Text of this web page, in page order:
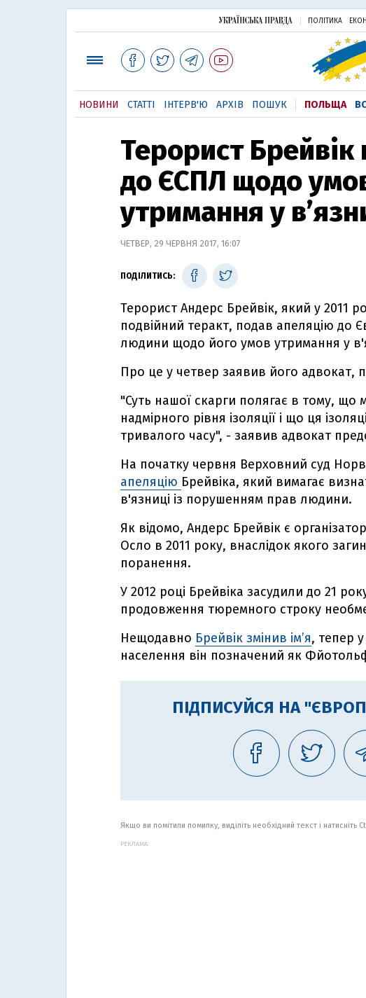
ПОЛІТИКА
НОВИНИ СТАТТІ ІНТЕРВ'Ю АРХІВ ПОШУК ПОЛЬЩА
Терорист
до ЄСПЛ щодо
утримання у
ЧЕТВЕР, 29 ЧЕРВНЯ 2017, 16:07
ПОДІЛИТИСЬ:
Терорист Андерс Брейвік, який у 2011
подвійний теракт, подав апеляцію до
людини щодо його умов утримання у
Про це у четвер заявив його адвокат,
"Суть нашої скарги полягає в тому, що
надмірного рівня ізоляції і що ця
тривалого часу", - заявив адвокат
На початку червня Верховний суд
апеляцію Брейвіка, який вимагає
в'язниці із порушенням прав людини.
Як відомо, Андерс Брейвік є
Осло в 2011 року, внаслідок якого
поранення.
У 2012 році Брейвіка засудили до 21
продовження тюремного строку
Нещодавно Брейвік змінив ім’я, тепер
населення він позначений як
ПІДПИСУЙСЯ НА
Якщо ви помітили помилку, виділіть необхідний текст і
РЕКЛАМА: